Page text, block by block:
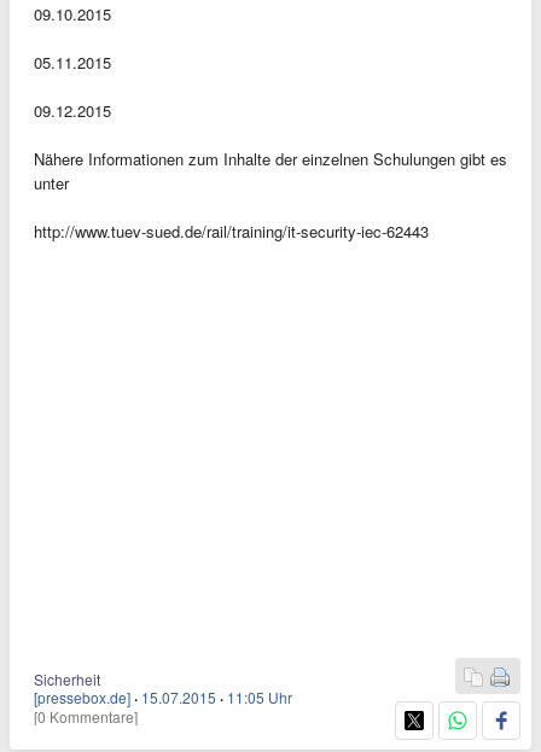
09.10.2015
05.11.2015
09.12.2015
Nähere Informationen zum Inhalte der einzelnen Schulungen gibt es
unter
http://www.tuev-sued.de/rail/training/it-security-iec-62443
Sicherheit
[pressebox.de] · 15.07.2015 · 11:05 Uhr
[0 Kommentare]